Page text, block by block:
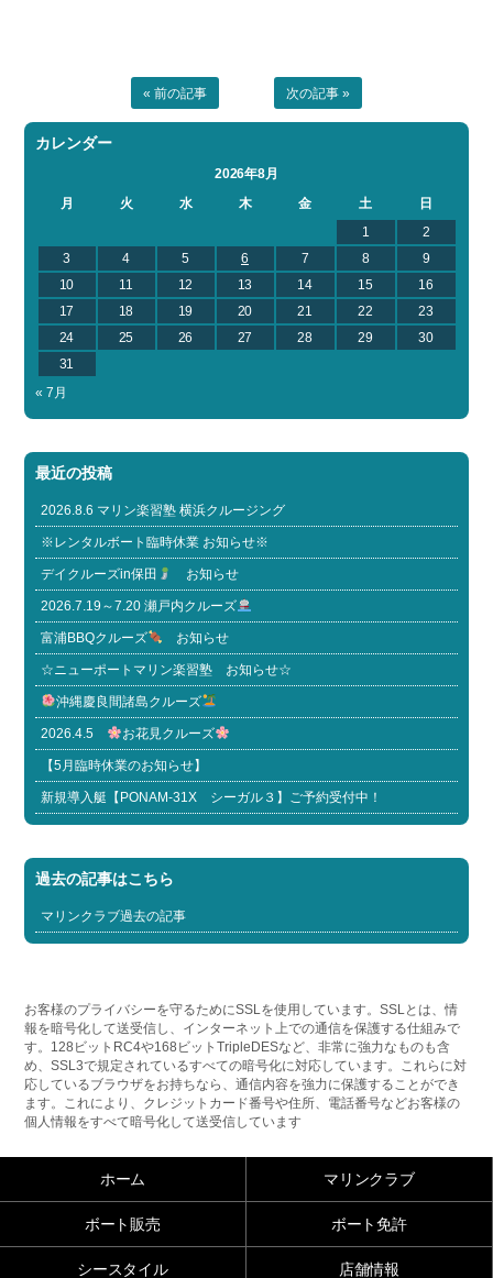
« 前の記事 次の記事 »
カレンダー
2026年8月
月
火 水 木 金 土
日
1
2
3
4 5 6 7 8
9
10
11 12 13 14 15
16
17
18 19 20 21 22
23
24
25 26 27 28 29
30
31
« 7月
最近の投稿
2026.8.6 マリン楽習塾 横浜クルージング
※レンタルボート臨時休業 お知らせ※
デイクルーズin保田 お知らせ
2026.7.19～7.20 瀬戸内クルーズ
富浦BBQクルーズ お知らせ
☆ニューポートマリン楽習塾 お知らせ☆
沖縄慶良間諸島クルーズ
2026.4.5 お花見クルーズ
【5月臨時休業のお知らせ】
新規導入艇【PONAM-31X シーガル３】ご予約受付中！
過去の記事はこちら
マリンクラブ過去の記事
お客様のプライバシーを守るためにSSLを使用しています。SSLとは、情
報を暗号化して送受信し、インターネット上での通信を保護する仕組みで
す。128ビットRC4や168ビットTripleDESなど、非常に強力なものも含
め、SSL3で規定されているすべての暗号化に対応しています。これらに対
応しているブラウザをお持ちなら、通信内容を強力に保護することができ
ます。これにより、クレジットカード番号や住所、電話番号などお客様の
個人情報をすべて暗号化して送受信しています
ホーム マリンクラブ
ボート販売 ボート免許
シースタイル 店舗情報